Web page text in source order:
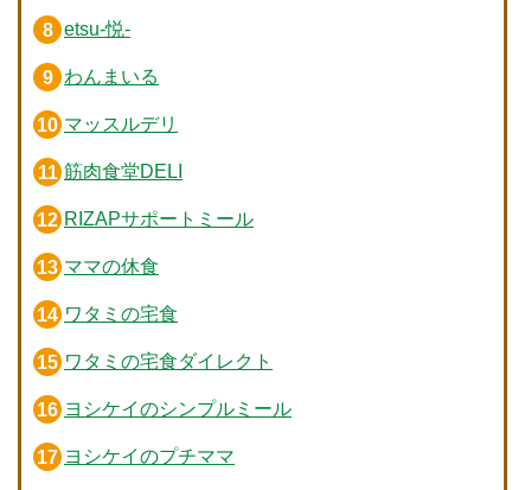
etsu-悦-
わんまいる
マッスルデリ
筋肉食堂DELI
RIZAPサポートミール
ママの休食
ワタミの宅食
ワタミの宅食ダイレクト
ヨシケイのシンプルミール
ヨシケイのプチママ